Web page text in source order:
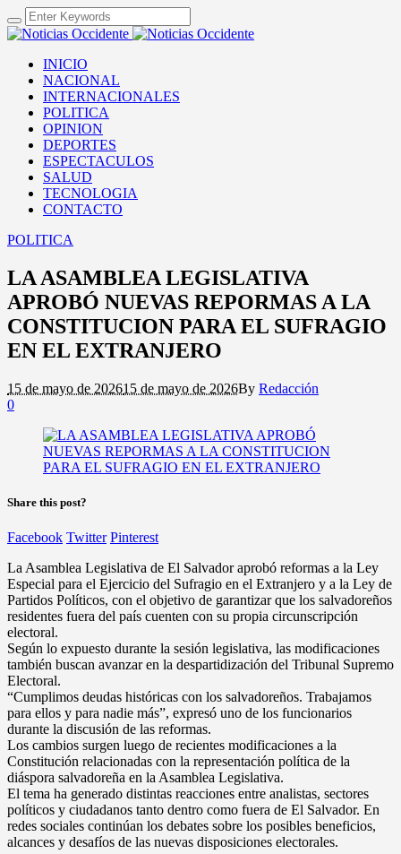
INICIO
NACIONAL
INTERNACIONALES
POLITICA
OPINION
DEPORTES
ESPECTACULOS
SALUD
TECNOLOGIA
CONTACTO
POLITICA
LA ASAMBLEA LEGISLATIVA
APROBÓ NUEVAS REPORMAS A LA
CONSTITUCION PARA EL SUFRAGIO
EN EL EXTRANJERO
15 de mayo de 202615 de mayo de 2026By Redacción
0
Share this post?
Facebook Twitter Pinterest
La Asamblea Legislativa de El Salvador aprobó reformas a la Ley
Especial para el Ejercicio del Sufragio en el Extranjero y a la Ley de
Partidos Políticos, con el objetivo de garantizar que los salvadoreños
residentes fuera del país cuenten con su propia circunscripción
electoral.
Según lo expuesto durante la sesión legislativa, las modificaciones
también buscan avanzar en la despartidización del Tribunal Supremo
Electoral.
“Cumplimos deudas históricas con los salvadoreños. Trabajamos
para ellos y para nadie más”, expresó uno de los funcionarios
durante la discusión de las reformas.
Los cambios surgen luego de recientes modificaciones a la
Constitución relacionadas con la representación política de la
diáspora salvadoreña en la Asamblea Legislativa.
El tema ha generado distintas reacciones entre analistas, sectores
políticos y ciudadanos tanto dentro como fuera de El Salvador. En
redes sociales continúan los debates sobre los posibles beneficios,
alcances y desafíos de las nuevas disposiciones electorales.